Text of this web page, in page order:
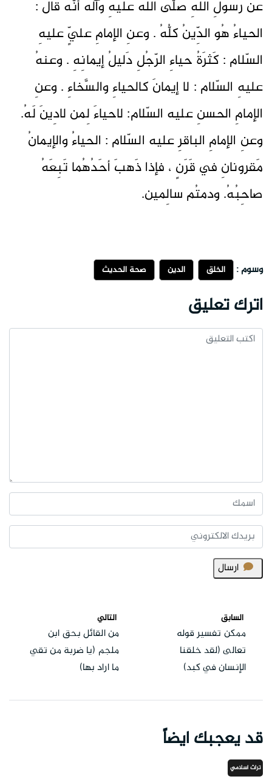
عَن رسولِ اللهِ صلّى اللهُ عليهِ وآله أنّهُ قالَ :
الحياءُ هُو الدِّينُ كلُّهُ . وعنِ الإمامِ عليٍّ عليهِ
السّلام : كَثرَةُ حياءِ الرّجُلِ دَليلُ إيمانِهِ . وعنهُ
عليهِ السّلام : لا إيمانَ كالحياءِ والسَّخاءِ . وعنِ
الإمامِ الحسنِ عليه السّلام: لاحياءَ لِمن لادِينَ لَهُ.
وعنِ الإمامِ الباقرِ عليه السّلام : الحياءُ والإيمانُ
مَقرونانِ في قَرَنٍ ، فإذا ذَهبَ أحَدُهُما تَبِعَهُ
صاحِبُهُ. ودمتُم سالِمين.
وسوم : الخلق الدين صحة الحديث
اترك تعليق
ارسال
السابق
ممكن تفسير قوله
تعالى (لقد خلقنا
الإنسان في كبد)
التالي
من القائل بحق ابن
ملجم (يا ضربة من تقي
ما اراد بها)
قد يعجبك ايضاً
تراث اسلامي